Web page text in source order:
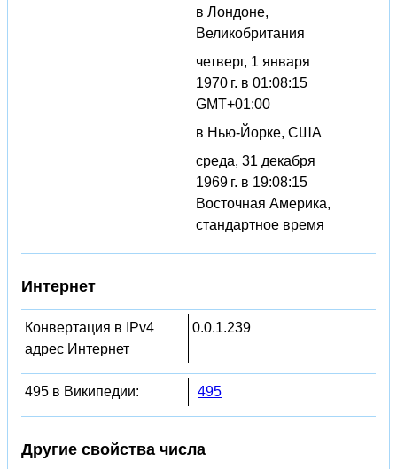
в Лондоне,
Великобритания
четверг, 1 января
1970 г. в 01:08:15
GMT+01:00
в Нью-Йорке, США
среда, 31 декабря
1969 г. в 19:08:15
Восточная Америка,
стандартное время
Интернет
Конвертация в IPv4
адрес Интернет
0.0.1.239
495 в Википедии: 495
Другие свойства числа